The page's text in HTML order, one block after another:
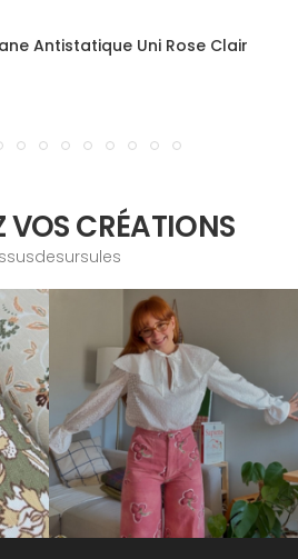
Antistatique Uni Rose Clair
VOS CRÉATIONS